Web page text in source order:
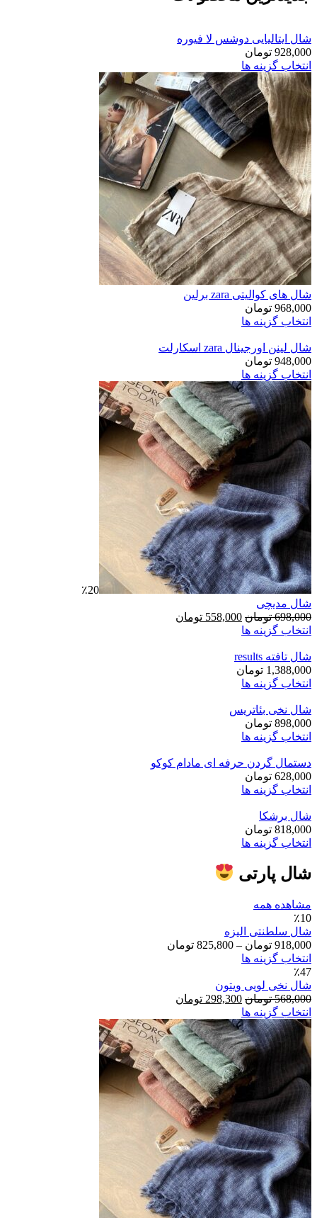
شال ایتالیایی دوشس لا فیوره
928,000 تومان
انتخاب گزینه ها
شال های کوالیتی zara برلین
968,000 تومان
انتخاب گزینه ها
شال لینن اورجینال zara اسکارلت
948,000 تومان
انتخاب گزینه ها
٪20
شال مدیچی
698,000 تومان قیمت
اصلی:
تومان
بود.
558,000 تومان
انتخاب گزینه ها
شال تافته results
1,388,000 تومان
انتخاب گزینه ها
شال نخی بئاتریس
898,000 تومان
انتخاب گزینه ها
دستمال گردن حرفه ای مادام کوکو
628,000 تومان
انتخاب گزینه ها
شال برشکا
818,000 تومان
انتخاب گزینه ها
شال پارتی
مشاهده همه
٪10
شال سلطنتی الیزه
918,000 تومان –
825,800 تومان
تومان
انتخاب گزینه ها
٪47
شال نخی لویی ویتون
568,000 تومان قیمت
اصلی:
568,000
تومان
بود.
298,300 تومان
298,300
تومان.
انتخاب گزینه ها